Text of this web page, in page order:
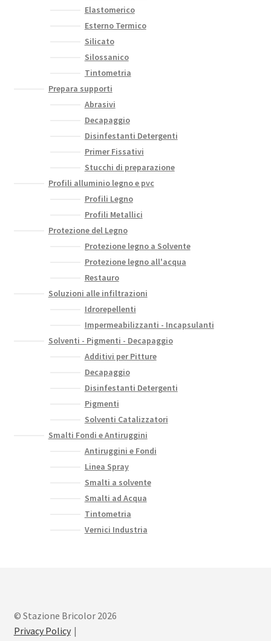
Elastomerico
Esterno Termico
Silicato
Silossanico
Tintometria
Prepara supporti
Abrasivi
Decapaggio
Disinfestanti Detergenti
Primer Fissativi
Stucchi di preparazione
Profili alluminio legno e pvc
Profili Legno
Profili Metallici
Protezione del Legno
Protezione legno a Solvente
Protezione legno all'acqua
Restauro
Soluzioni alle infiltrazioni
Idrorepellenti
Impermeabilizzanti - Incapsulanti
Solventi - Pigmenti - Decapaggio
Additivi per Pitture
Decapaggio
Disinfestanti Detergenti
Pigmenti
Solventi Catalizzatori
Smalti Fondi e Antiruggini
Antiruggini e Fondi
Linea Spray
Smalti a solvente
Smalti ad Acqua
Tintometria
Vernici Industria
© Stazione Bricolor 2026
Privacy Policy